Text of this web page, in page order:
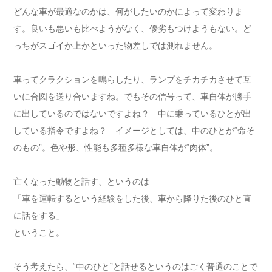
どんな車が最適なのかは、何がしたいのかによって変わりま
す。良いも悪いも比べようがなく、優劣もつけようもない。ど
っちがスゴイか上かといった物差しでは測れません。
車ってクラクションを鳴らしたり、ランプをチカチカさせて互
いに合図を送り合いますね。でもその信号って、車自体が勝手
に出しているのではないですよね？ 中に乗っているひとが出
している指令ですよね？ イメージとしては、中のひとが“命そ
のもの”。色や形、性能も多種多様な車自体が“肉体”。
亡くなった動物と話す、というのは
「車を運転するという経験をした後、車から降りた後のひと直
に話をする」
ということ。
そう考えたら、“中のひと”と話せるというのはごく普通のことで